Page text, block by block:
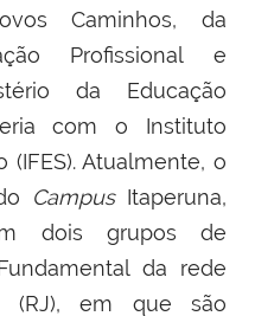
Caminhos, da
Profissional e
da Educação
com o Instituto
(IFES). Atualmente, o
CampusItaperuna,
dois grupos de
da rede
(RJ), em que são